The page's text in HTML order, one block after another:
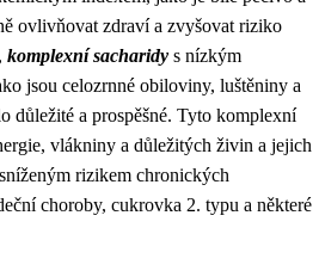
ovlivňovat zdraví a zvyšovat riziko
komplexní sacharidy s nízkým
jsou celozrnné obiloviny, luštěniny a
důležité a prospěšné. Tyto komplexní
vlákniny a důležitých živin a jejich
rizikem chronických
choroby, cukrovka 2. typu a některé